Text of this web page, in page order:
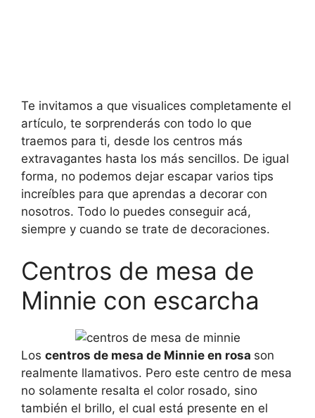
Te invitamos a que visualices completamente el
artículo, te sorprenderás con todo lo que
traemos para ti, desde los centros más
extravagantes hasta los más sencillos. De igual
forma, no podemos dejar escapar varios tips
increíbles para que aprendas a decorar con
nosotros. Todo lo puedes conseguir acá,
siempre y cuando se trate de decoraciones.
Centros de mesa de
Minnie con escarcha
Los centros de mesa de Minnie en rosa son
realmente llamativos. Pero este centro de mesa
no solamente resalta el color rosado, sino
también el brillo, el cual está presente en el